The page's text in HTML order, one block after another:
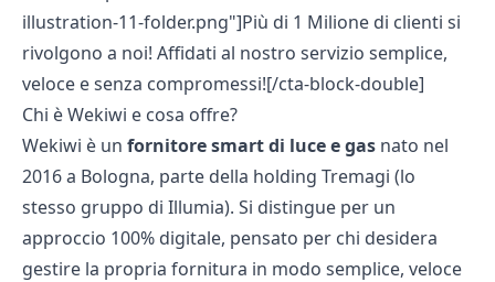
illustration-11-folder.png"]Più di 1 Milione di clienti si
rivolgono a noi! Affidati al nostro servizio semplice,
veloce e senza compromessi![/cta-block-double]
Chi è Wekiwi e cosa offre?
Wekiwi è un fornitore smart di luce e gas nato nel
2016 a Bologna, parte della holding Tremagi (lo
stesso gruppo di Illumia). Si distingue per un
approccio 100% digitale, pensato per chi desidera
gestire la propria fornitura in modo semplice, veloce